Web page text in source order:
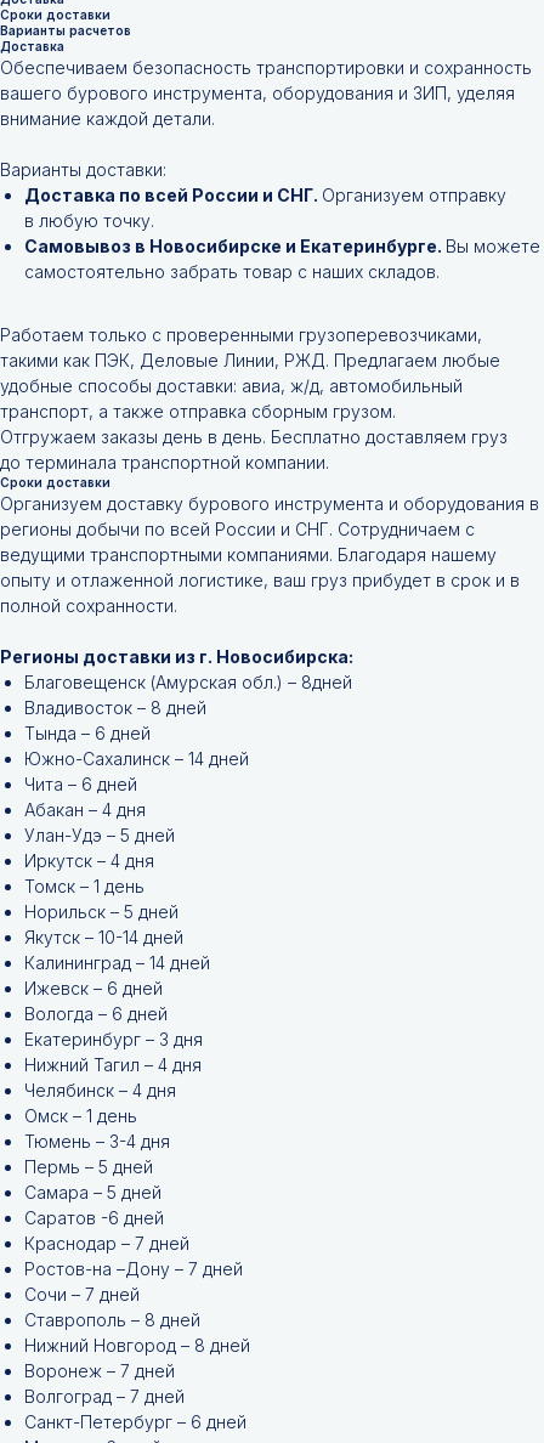
Сроки доставки
Варианты расчетов
Доставка
Обеспечиваем безопасность транспортировки и сохранность
вашего бурового инструмента, оборудования и ЗИП, уделяя
внимание каждой детали.
Варианты доставки:
Доставка по всей России и СНГ. Организуем отправку
в любую точку.
Самовывоз в Новосибирске и Екатеринбурге. Вы можете
самостоятельно забрать товар с наших складов.
Работаем только с проверенными грузоперевозчиками,
такими как ПЭК, Деловые Линии, РЖД. Предлагаем любые
удобные способы доставки: авиа, ж/д, автомобильный
транспорт, а также отправка сборным грузом.
Отгружаем заказы день в день. Бесплатно доставляем груз
до терминала транспортной компании.
Сроки доставки
Организуем доставку бурового инструмента и оборудования в
регионы добычи по всей России и СНГ. Сотрудничаем с
ведущими транспортными компаниями. Благодаря нашему
опыту и отлаженной логистике, ваш груз прибудет в срок и в
полной сохранности.
Регионы доставки из г. Новосибирска:
Благовещенск (Амурская обл.) – 8дней
Владивосток – 8 дней
Тында – 6 дней
Южно-Сахалинск – 14 дней
Чита – 6 дней
Абакан – 4 дня
Улан-Удэ – 5 дней
Иркутск – 4 дня
Томск – 1 день
Норильск – 5 дней
Якутск – 10-14 дней
Калининград – 14 дней
Ижевск – 6 дней
Вологда – 6 дней
Екатеринбург – 3 дня
Нижний Тагил – 4 дня
Челябинск – 4 дня
Омск – 1 день
Тюмень – 3-4 дня
Пермь – 5 дней
Самара – 5 дней
Саратов -6 дней
Краснодар – 7 дней
Ростов-на –Дону – 7 дней
Сочи – 7 дней
Ставрополь – 8 дней
Нижний Новгород – 8 дней
Воронеж – 7 дней
Волгоград – 7 дней
Санкт-Петербург – 6 дней